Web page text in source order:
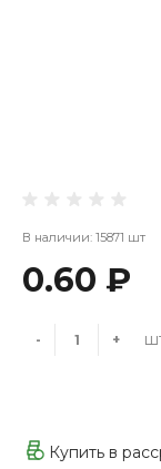
В наличии: 15871 шт
0.60 ₽
- +
Купить в